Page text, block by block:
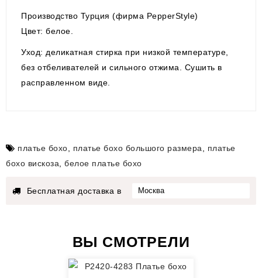
Производство Турция (фирма PepperStyle)
Цвет: белое.
Уход: деликатная стирка при низкой температуре,
без отбеливателей и сильного отжима. Сушить в
расправленном виде.
платье бохо платье бохо большого размера
платье
бохо вискоза
белое платье бохо
Бесплатная доставка в
ВЫ СМОТРЕЛИ